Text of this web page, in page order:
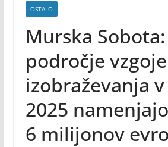
OSTALO
Murska Sobota:
področje
izobraževanja
2025
6 milijonov